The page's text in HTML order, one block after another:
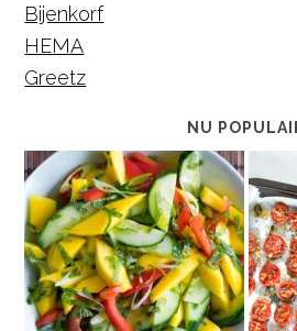
Bijenkorf
HEMA
Greetz
NU